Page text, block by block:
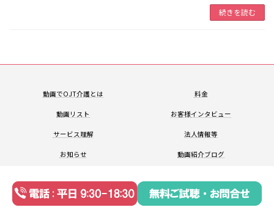
続きを読む
動画でOJT介護とは 料金
動画リスト お客様インタビュー
サービス理解 法人情報等
お知らせ 動画紹介ブログ
Copyright © NAI, Inc. All Rights Reserved.